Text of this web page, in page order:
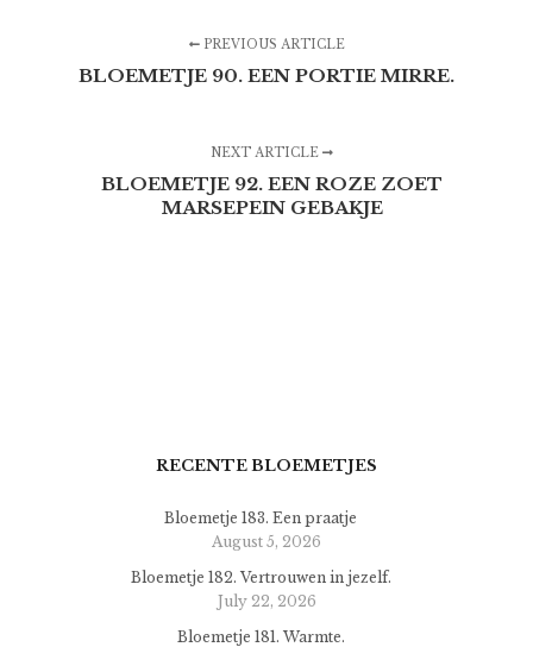
PREVIOUS ARTICLE
BLOEMETJE 90. EEN PORTIE MIRRE.
NEXT ARTICLE
BLOEMETJE 92. EEN ROZE ZOET
MARSEPEIN GEBAKJE
RECENTE BLOEMETJES
Bloemetje 183. Een praatje
August 5, 2026
Bloemetje 182. Vertrouwen in jezelf.
July 22, 2026
Bloemetje 181. Warmte.